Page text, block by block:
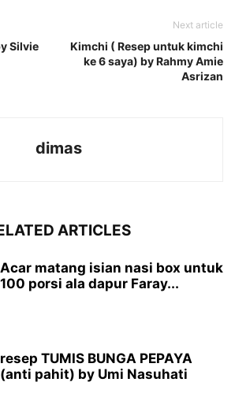
Silvie
Next article
Kimchi ( Resep untuk kimchi
ke 6 saya) by Rahmy Amie
Asrizan
dimas
ARTICLES
Acar matang isian nasi box untuk
100 porsi ala dapur Faray...
resep TUMIS BUNGA PEPAYA
(anti pahit) by Umi Nasuhati